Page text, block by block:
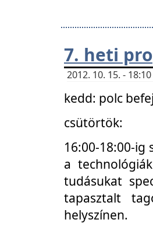
7. heti
2012. 10. 15. -
kedd: polc
csütörtök:
16:00-18:00-
a
tudásukat
tapasztalt
helyszínen.